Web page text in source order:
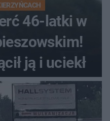
46-latki w
ją i uciekł